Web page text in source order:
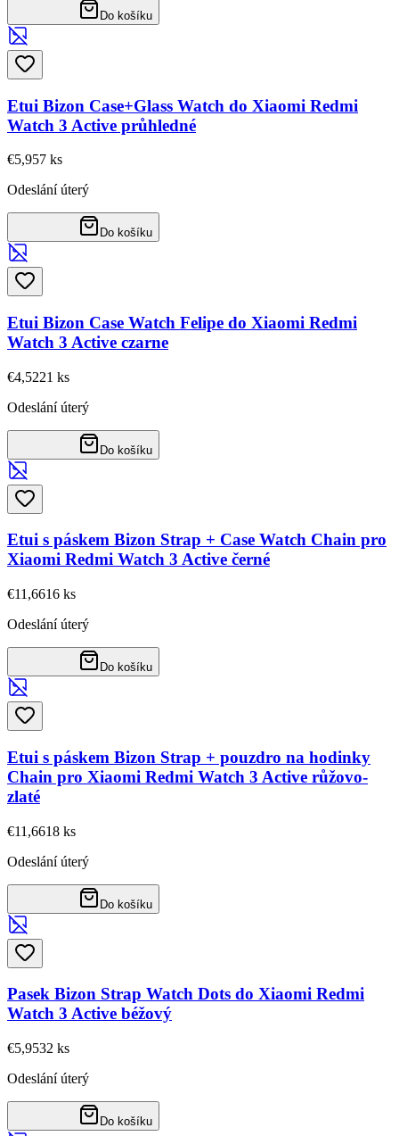
Do košíku
Etui Bizon Case+Glass Watch do Xiaomi Redmi
Watch 3 Active průhledné
€5,957 ks
Odeslání úterý
Do košíku
Etui Bizon Case Watch Felipe do Xiaomi Redmi
Watch 3 Active czarne
€4,5221 ks
Odeslání úterý
Do košíku
Etui s páskem Bizon Strap + Case Watch Chain pro
Xiaomi Redmi Watch 3 Active černé
€11,6616 ks
Odeslání úterý
Do košíku
Etui s páskem Bizon Strap + pouzdro na hodinky
Chain pro Xiaomi Redmi Watch 3 Active růžovo-
zlaté
€11,6618 ks
Odeslání úterý
Do košíku
Pasek Bizon Strap Watch Dots do Xiaomi Redmi
Watch 3 Active béžový
€5,9532 ks
Odeslání úterý
Do košíku